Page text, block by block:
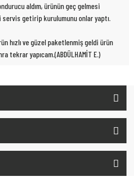
aldım, ürünün geç gelmesi
servis getirip kurulumunu onlar yaptı.
hızlı ve güzel paketlenmiş geldi ürün
tekrar yapıcam.(ABDÜLHAMİT E.)